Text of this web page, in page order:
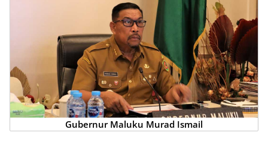
Gubernur Maluku Murad Ismail